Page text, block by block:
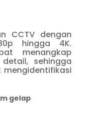
CCTV dengan
hingga 4K.
menangkap
sehingga
mengidentifikasi
gelap